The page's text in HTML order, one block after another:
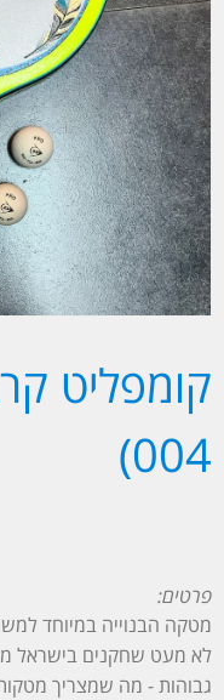
004)
פרטים:
מטקה הבנוייה במיוחד
לא מעט שחקנים בישראל
גבוהות - מה שמצריך